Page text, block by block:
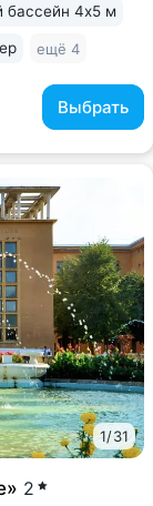
Выбрать
бассейн 4х5 м
ещё 4
1/31
2